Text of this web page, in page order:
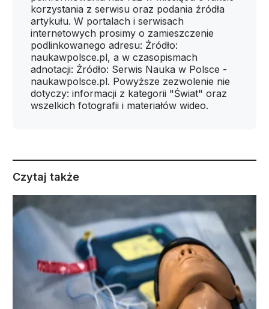
korzystania z serwisu oraz podania źródła
artykułu. W portalach i serwisach
internetowych prosimy o zamieszczenie
podlinkowanego adresu: Źródło:
naukawpolsce.pl, a w czasopismach
adnotacji: Źródło: Serwis Nauka w Polsce -
naukawpolsce.pl. Powyższe zezwolenie nie
dotyczy: informacji z kategorii "Świat" oraz
wszelkich fotografii i materiałów wideo.
Czytaj także